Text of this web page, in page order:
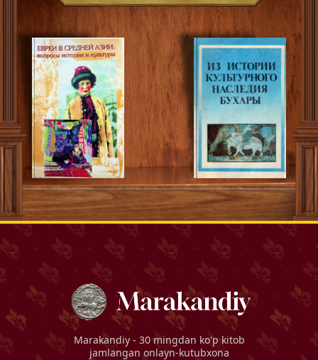
Marakandiy - 30 mingdan ko'p kitob
jamlangan onlayn-kutubxona